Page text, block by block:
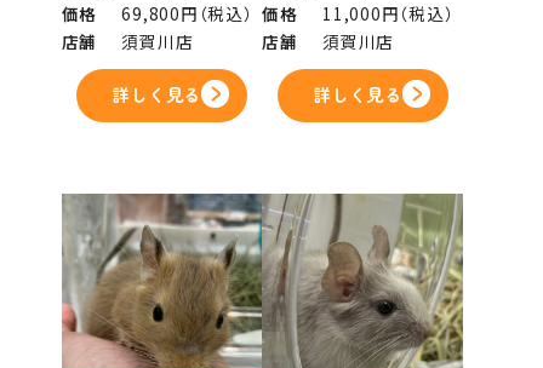
価格
69,800円（税込）
店舗
須賀川店
詳しく見る
価格
11,000円（税込）
店舗
須賀川店
詳しく見る